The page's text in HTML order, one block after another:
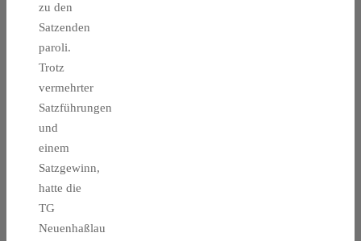
zu den
Satzenden
paroli.
Trotz
vermehrter
Satzführungen
und
einem
Satzgewinn,
hatte die
TG
Neuenhaßlau